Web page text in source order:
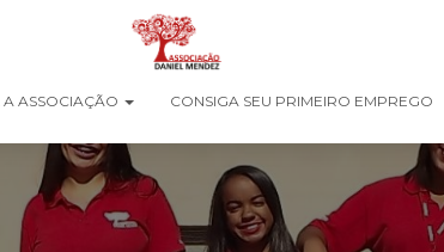
ASSOCIAÇÃO CONSIGA SEU PRIMEIRO EMPREGO